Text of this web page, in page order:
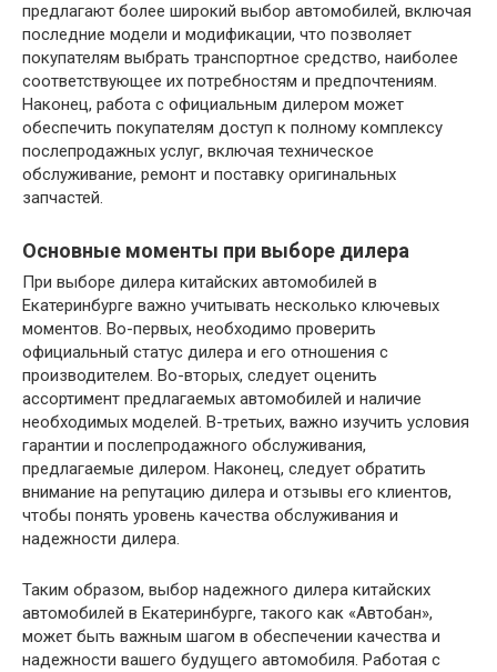
предлагают более широкий выбор автомобилей, включая
последние модели и модификации, что позволяет
покупателям выбрать транспортное средство, наиболее
соответствующее их потребностям и предпочтениям.
Наконец, работа с официальным дилером может
обеспечить покупателям доступ к полному комплексу
послепродажных услуг, включая техническое
обслуживание, ремонт и поставку оригинальных
запчастей.
Основные моменты при выборе дилера
При выборе дилера китайских автомобилей в
Екатеринбурге важно учитывать несколько ключевых
моментов. Во-первых, необходимо проверить
официальный статус дилера и его отношения с
производителем. Во-вторых, следует оценить
ассортимент предлагаемых автомобилей и наличие
необходимых моделей. В-третьих, важно изучить условия
гарантии и послепродажного обслуживания,
предлагаемые дилером. Наконец, следует обратить
внимание на репутацию дилера и отзывы его клиентов,
чтобы понять уровень качества обслуживания и
надежности дилера.
Таким образом, выбор надежного дилера китайских
автомобилей в Екатеринбурге, такого как «Автобан»,
может быть важным шагом в обеспечении качества и
надежности вашего будущего автомобиля. Работая с